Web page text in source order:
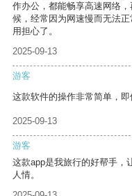
作办公，都能畅享高速网络
候，经常因为网速慢而无法
用担心了。
2025-09-13
游客
这款软件的操作非常简单，即
2025-09-13
游客
这款app是我旅行的好帮手，
人情。